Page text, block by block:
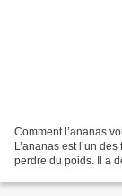
Comment l’ananas
L’ananas est l’un
perdre du poids. Il a